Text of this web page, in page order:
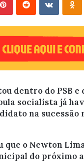
dentro do PSB
socialista já
na sucessão
que o Newton
do próximo